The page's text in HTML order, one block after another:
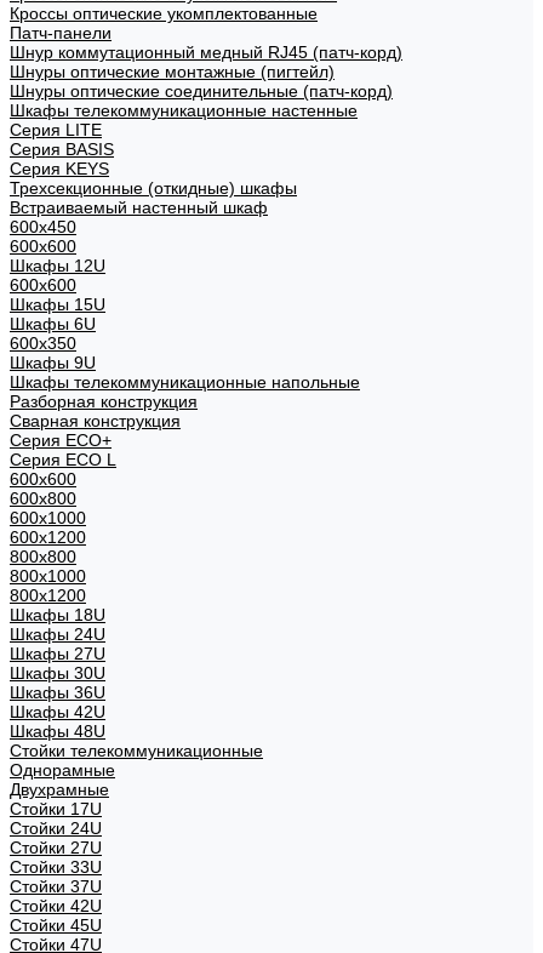
Кроссы оптические укомплектованные
Патч-панели
Шнур коммутационный медный RJ45 (патч-корд)
Шнуры оптические монтажные (пигтейл)
Шнуры оптические соединительные (патч-корд)
Шкафы телекоммуникационные настенные
Cерия LITE
Cерия BASIS
Cерия KEYS
Трехсекционные (откидные) шкафы
Встраиваемый настенный шкаф
600x450
600x600
Шкафы 12U
600x600
Шкафы 15U
Шкафы 6U
600x350
Шкафы 9U
Шкафы телекоммуникационные напольные
Разборная конструкция
Сварная конструкция
Серия ECO+
Серия ECO L
600x600
600x800
600х1000
600х1200
800x800
800х1000
800х1200
Шкафы 18U
Шкафы 24U
Шкафы 27U
Шкафы 30U
Шкафы 36U
Шкафы 42U
Шкафы 48U
Стойки телекоммуникационные
Однорамные
Двухрамные
Стойки 17U
Стойки 24U
Стойки 27U
Стойки 33U
Стойки 37U
Стойки 42U
Стойки 45U
Стойки 47U